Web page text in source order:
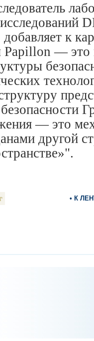
к
Papillon — это
— это
другой
• К